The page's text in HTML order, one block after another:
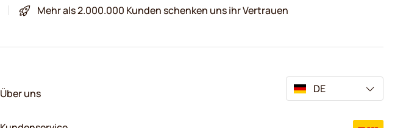
Mehr als 2.000.000 Kunden schenken uns ihr Vertrauen
Über uns DE